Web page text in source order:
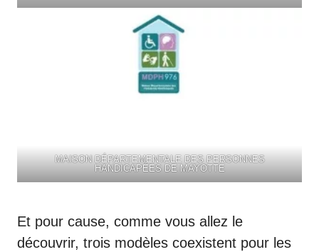
MAISON DÉPARTEMENTALE DES PERSONNES
HANDICAPÉES DE MAYOTTE
Et pour cause, comme vous allez le
découvrir, trois modèles coexistent pour les